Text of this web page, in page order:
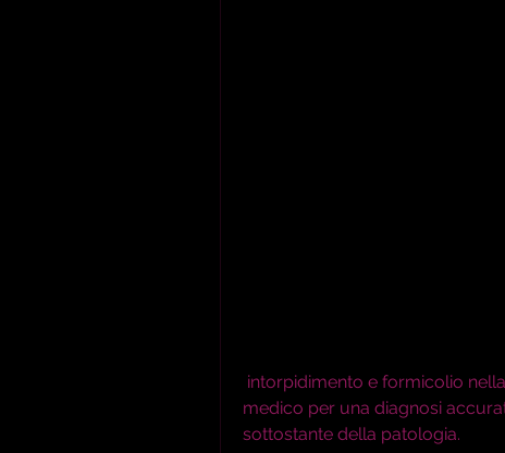
medico per una diagnosi
sottostante della patologia.